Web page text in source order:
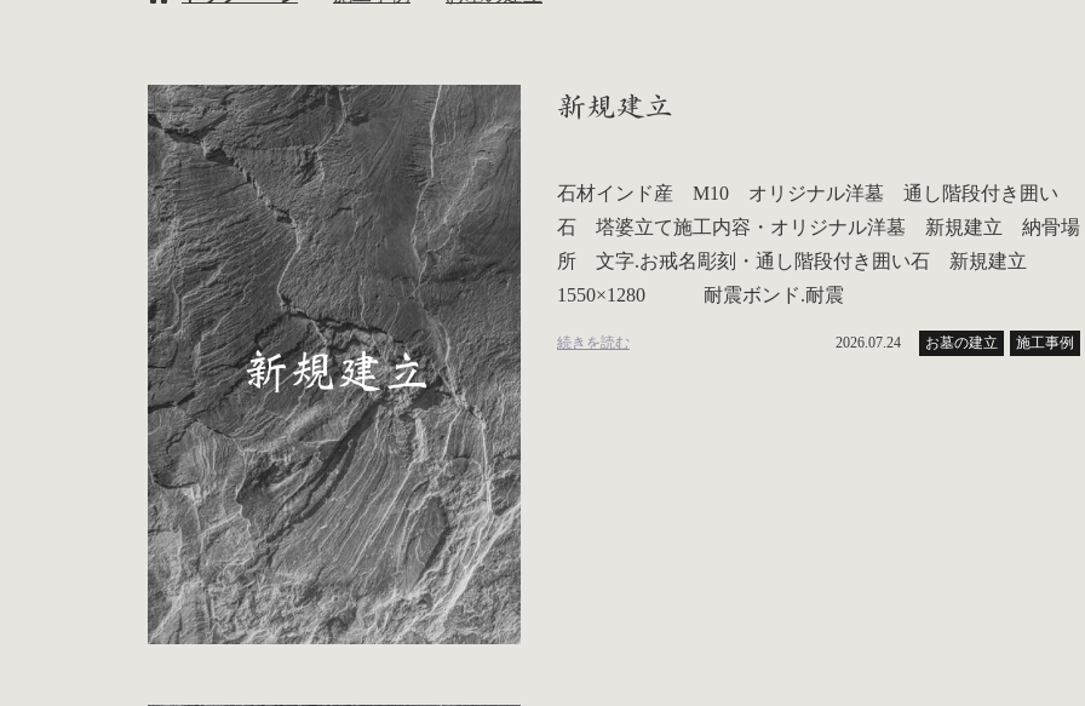
新規建立
石材インド産 M10 オリジナル洋墓 通し階段付き囲い
石 塔婆立て施工内容・オリジナル洋墓 新規建立 納骨場
所 文字.お戒名彫刻・通し階段付き囲い石 新規建立
1550×1280 耐震ボンド.耐震
続きを読む 2026.07.24 お墓の建立 施工事例